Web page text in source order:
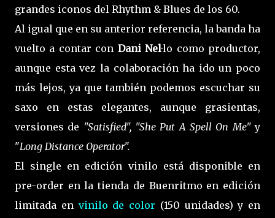
grandes iconos del Rhythm & Blues de los 60.
Al igual que en su anterior referencia, la banda ha
vuelto a contar con Dani Nel·lo como productor,
aunque esta vez la colaboración ha ido un poco
más lejos, ya que también podemos escuchar su
saxo en estas elegantes, aunque grasientas,
versiones de "Satisfied", "She Put A Spell On Me"y
"Long Distance Operator".
El single en edición vinilo está disponible en
pre-order en la tienda de Buenritmo en edición
limitada en vinilo de color (150 unidades) y en